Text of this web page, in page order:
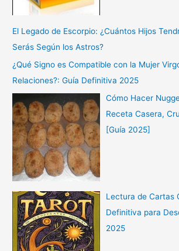
El Legado de Escorpio: ¿Cuántos Hijos
Serás Según los Astros?
¿Qué Signo es Compatible con la Mujer
Relaciones?: Guía Definitiva 2025
Cómo Hacer
Receta Casera,
[Guía 2025]
Lectura de Cartas
Definitiva para
2025